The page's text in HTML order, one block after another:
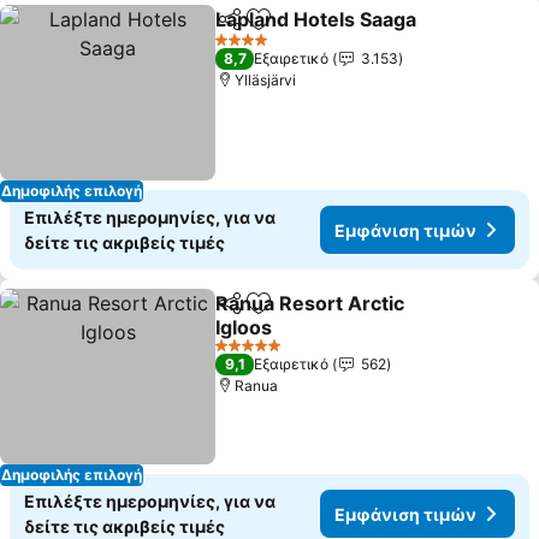
Δημοφιλής επιλογή
Κοινοποίηση
Προσθήκη στα αγαπημένα
Lapland Hotels Saaga
4 Αστέρια
8,7 Εξαιρετικό
3.153
Ylläsjärvi
Επιλέξτε ημερομηνίες, για να
δείτε τις ακριβείς τιμές
Εμφάνιση τιμών
Δημοφιλής επιλογή
Κοινοποίηση
Προσθήκη στα αγαπημένα
Ranua Resort Arctic
Igloos
Εμφάνιση τιμών
5 Αστέρια
9,1 Εξαιρετικό
562
Ranua
Επιλέξτε ημερομηνίες, για να
δείτε τις ακριβείς τιμές
Εμφάνιση τιμών